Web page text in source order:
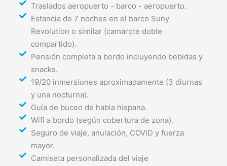
Traslados aeropuerto - barco - aeropuerto.
Estancia de 7 noches en el barco Suny
Revolution o similar (camarote doble
compartido).
Pensión completa a bordo incluyendo bebidas y
snacks.
19/20 inmersiones aproximadamente (3 diurnas
y una nocturna).
Guía de buceo de habla hispana.
Wifi a bordo (según cobertura de zona).
Seguro de viaje, anulación, COVID y fuerza
mayor.
Camiseta personalizada del viaje